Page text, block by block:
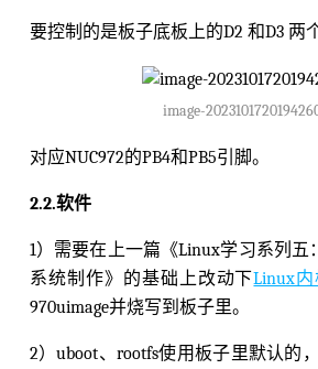
要控制的是板子底板上的D2 和D3 两
image-
对应NUC972的PB4和PB5引脚。
2.2.软件
1）需要在上一篇《Linux学习系列五
系统制作》的基础上改动下Linux内
970uimage并烧写到板子里。
2）uboot、rootfs使用板子里默认的